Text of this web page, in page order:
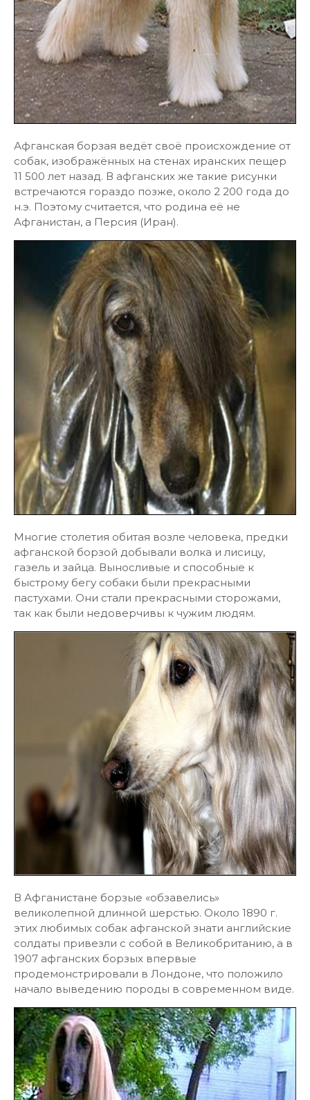
Афганская борзая ведёт своё происхождение от
собак, изображённых на стенах иранских пещер
11 500 лет назад. В афганских же такие рисунки
встречаются гораздо позже, около 2 200 года до
н.э. Поэтому считается, что родина её не
Афганистан, а Персия (Иран).
Многие столетия обитая возле человека, предки
афганской борзой добывали волка и лисицу,
газель и зайца. Выносливые и способные к
быстрому бегу собаки были прекрасными
пастухами. Они стали прекрасными сторожами,
так как были недоверчивы к чужим людям.
В Афганистане борзые «обзавелись»
великолепной длинной шерстью. Около 1890 г.
этих любимых собак афганской знати английские
солдаты привезли с собой в Великобританию, а в
1907 афганских борзых впервые
продемонстрировали в Лондоне, что положило
начало выведению породы в современном виде.